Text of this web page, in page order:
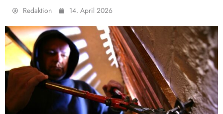
Redaktion 14. April 2026